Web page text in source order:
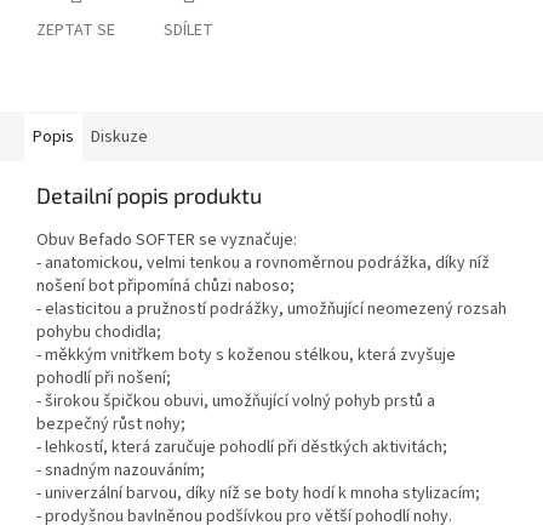
ZEPTAT SE SDÍLET
Popis Diskuze
Detailní popis produktu
Obuv Befado SOFTER se vyznačuje:
- anatomickou, velmi tenkou a rovnoměrnou podrážka, díky níž
nošení bot připomíná chůzi naboso;
- elasticitou a pružností podrážky, umožňující neomezený rozsah
pohybu chodidla;
- měkkým vnitřkem boty s koženou stélkou, která zvyšuje
pohodlí při nošení;
- širokou špičkou obuvi, umožňující volný pohyb prstů a
bezpečný růst nohy;
- lehkostí, která zaručuje pohodlí při děstkých aktivitách;
- snadným nazouváním;
- univerzální barvou, díky níž se boty hodí k mnoha stylizacím;
- prodyšnou bavlněnou podšívkou pro větší pohodlí nohy.